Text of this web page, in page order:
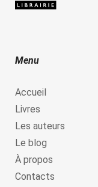
Menu
Accueil
Livres
Les auteurs
Le blog
À propos
Contacts